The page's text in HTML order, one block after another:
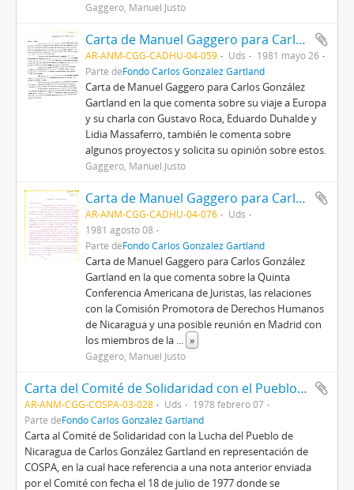
Gaggero, Manuel Justo
Carta de Manuel Gaggero para Carlos González Gartland
AR-ANM-CGG-CADHU-04-059 Uds
1981 mayo 26
Parte deFondo Carlos González Gartland
Carta de Manuel Gaggero para Carlos González
Gartland en la que comenta sobre su viaje a Europa
y su charla con Gustavo Roca, Eduardo Duhalde y
Lidia Massaferro, también le comenta sobre
algunos proyectos y solicita su opinión sobre estos.
Gaggero, Manuel Justo
Carta de Manuel Gaggero para Carlos González Gartland
AR-ANM-CGG-CADHU-04-076
Uds
1981 agosto 08
Parte deFondo Carlos González Gartland
Carta de Manuel Gaggero para Carlos González
Gartland en la que comenta sobre la Quinta
Conferencia Americana de Juristas, las relaciones
con la Comisión Promotora de Derechos Humanos
de Nicaragua y una posible reunión en Madrid con
los miembros de la ... »
Gaggero, Manuel Justo
Carta del Comité de Solidaridad con el Pueblo Argentino (COSPA) al Comité de Solidaridad con el Pueblo de Nicaragua
AR-ANM-CGG-COSPA-03-028 Uds
1978 febrero 07
Parte deFondo Carlos González Gartland
Carta al Comité de Solidaridad con la Lucha del Pueblo de
Nicaragua de Carlos González Gartland en representación de
COSPA, en la cual hace referencia a una nota anterior enviada
por el Comité con fecha el 18 de julio de 1977 donde se